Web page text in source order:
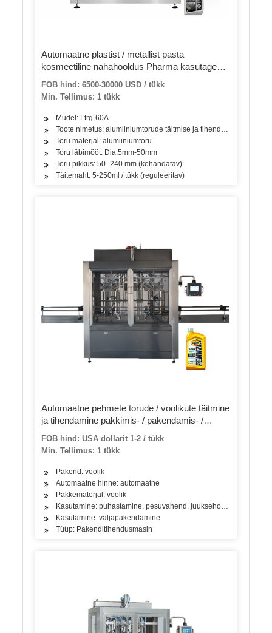
Automaatne plastist / metallist pasta
kosmeetiline nahahooldus Pharma kasutage
masinat
FOB hind: 6500-30000 USD / tükk
Min. Tellimus: 1 tükk
Mudel: Ltrg-60A
Toote nimetus: alumiiniumtorude täitmise ja tihendamise masin
Toru materjal: alumiiniumtoru
Toru läbimõõt: Dia.5mm-50mm
Toru pikkus: 50–240 mm (kohandatav)
Täitemaht: 5-250ml / tükk (reguleeritav)
Automaatne pehmete torude / voolikute täitmine
ja tihendamine pakkimis- / pakendamis- /
pakendamismasin hambapastale / paberile /
kosmeetikale
FOB hind: USA dollarit 1-2 / tükk
Min. Tellimus: 1 tükk
Pakend: voolik
Automaatne hinne: automaatne
Pakkematerjal: voolik
Kasutamine: puhastamine, pesuvahend, juuksehooldustooted
Kasutamine: väljapakendamine
Tüüp: Pakenditihendusmasin